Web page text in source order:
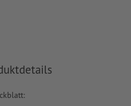
mindestens 0,25 Pt (0,09